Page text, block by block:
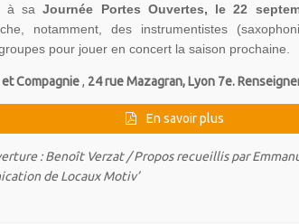
à saJournée Portes Ouvertes, le 22
notamment, des instrumentistes
pour jouer en concert la saison prochaine.
Compagnie, 24 rue Mazagran, Lyon 7e.
En savoir plus
: Benoît Verzat / Propos recueillis par
de Locaux Motiv’